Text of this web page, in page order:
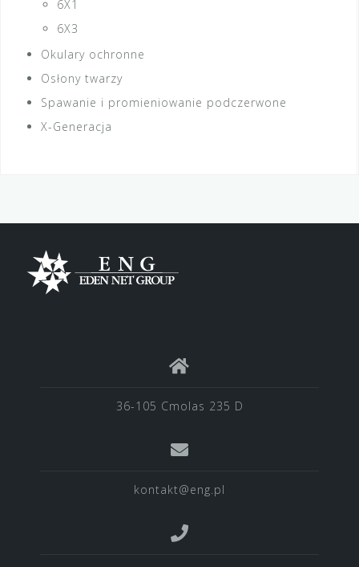
6X1
6X3
Okulary ochronne
Osłony twarzy
Spawanie i promieniowanie podczerwone
X-Generacja
36-105 Cmolas 235 D
kontakt@eng.pl